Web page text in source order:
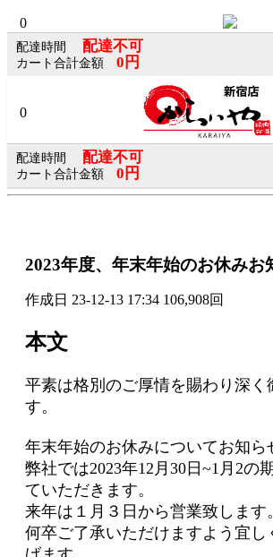
0
会
ロ
グ
ログイン
会員登録
ウ
ト
で
配達時間 配達不可
カート合計金額 0円
0
配達時間 配達不可
カート合計金額 0円
2023年度、年末年始のお休みお
作成日 23-12-13 17:34 106,908回
本文
平素は格別のご厚情を賜わり深く
す。
年末年始のお休みについてお知ら
弊社では2023年12月30日~1月2の
ていただきます。
来年は１月３日から営業致します。
何卒ご了承いただけますよう宜し